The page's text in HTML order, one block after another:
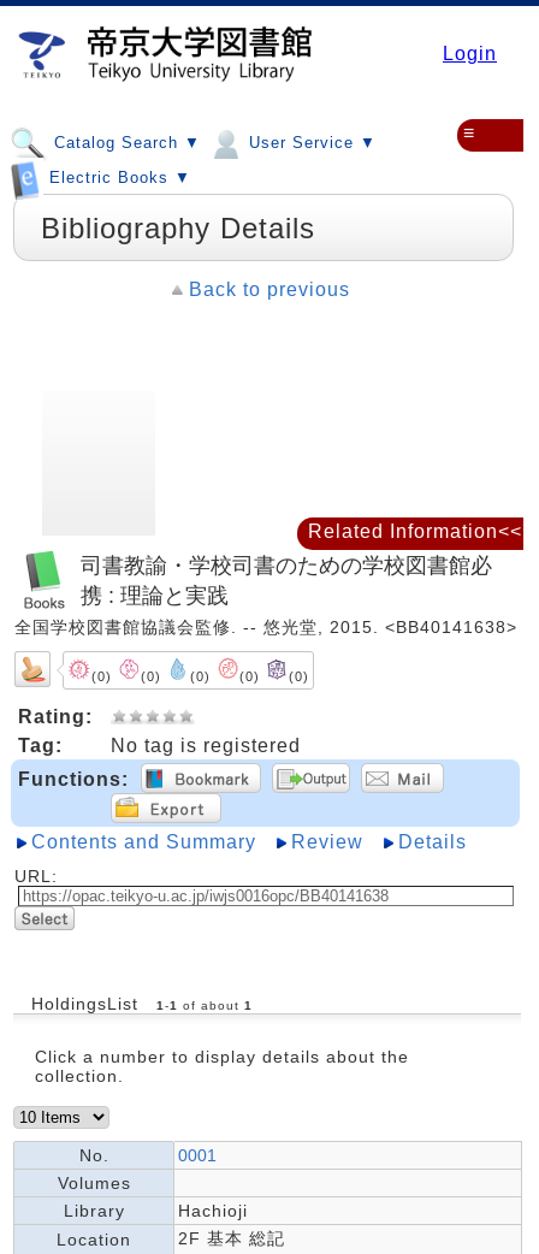
Login
Catalog Search ▼
User Service ▼
Electric Books ▼
≡
Bibliography Details
Back to previous
司書教諭・学校司書のための学校図書館必
携 : 理論と実践
全国学校図書館協議会監修. -- 悠光堂, 2015. <BB40141638>
(0) (0) (0) (0) (0)
Rating:
Tag:
No tag is registered
Functions:
Contents and Summary Review Details
URL:
HoldingsList 1 -1 of about 1
Click a number to display details about the
collection.
No.
0001
Volumes
Library
Hachioji
Location
2F 基本 総記
Related Information<<